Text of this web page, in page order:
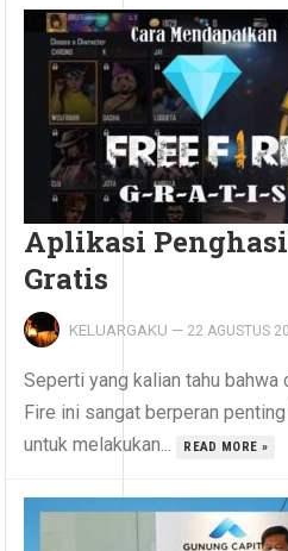
Aplikasi
Gratis
KELUARGAKU — 22 AGUSTUS
Seperti yang kalian tahu bahwa
Fire ini sangat berperan
untuk melakukan...
READ MORE »